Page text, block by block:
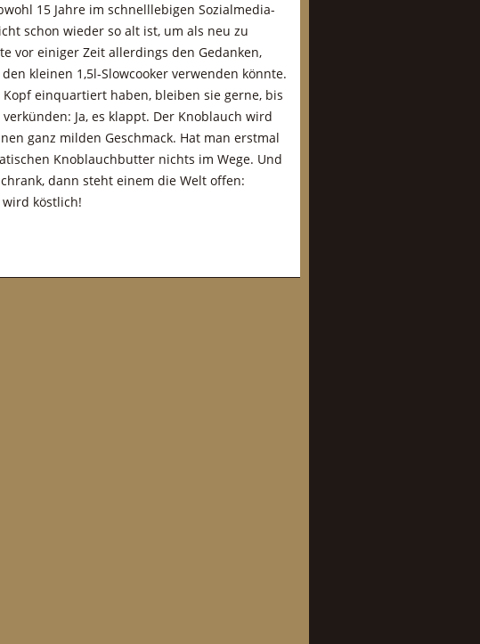
15 Jahre im schnelllebigen Sozialmedia-
schon wieder so alt ist, um als neu zu
vor einiger Zeit allerdings den Gedanken,
kleinen 1,5l-Slowcooker verwenden könnte.
einquartiert haben, bleiben sie gerne, bis
Ja, es klappt. Der Knoblauch wird
ganz milden Geschmack. Hat man erstmal
Knoblauchbutter nichts im Wege. Und
dann steht einem die Welt offen:
köstlich!